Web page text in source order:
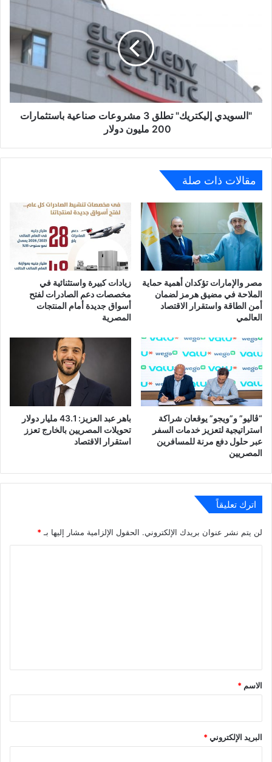
باستثمارات
200
مليون
دولار
"السويدي إليكتريك" تطلق 3 مشروعات صناعية باستثمارات
200 مليون دولار
مقالات ذات صلة
مصر والإمارات تؤكدان أهمية حماية
الملاحة في مضيق هرمز لضمان
أمن الطاقة واستقرار الاقتصاد
العالمي
زيادات كبيرة واستثنائية في
مخصصات دعم الصادرات لفتح
أسواق جديدة أمام المنتجات
المصرية
“ڤاليو” و”ويجو” يوقعان شراكة
استراتيجية لتعزيز خدمات السفر
عبر حلول دفع مرنة للمسافرين
المصريين
باهر عبد العزيز: 43.1 مليار دولار
تحويلات المصريين بالخارج تعزز
استقرار الاقتصاد
اترك تعليقاً
لن يتم نشر عنوان بريدك الإلكتروني. الحقول الإلزامية مشار إليها بـ*
*
الاسم *
البريد الإلكتروني*